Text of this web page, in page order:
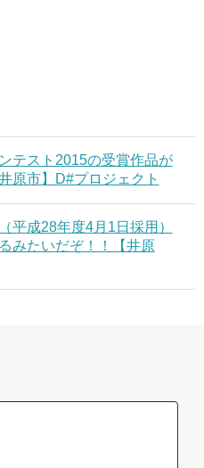
テスト2015の受賞作品が
原市】D#プロジェクト
平成28年度4月1日採用）
みたいだぞ！！【井原